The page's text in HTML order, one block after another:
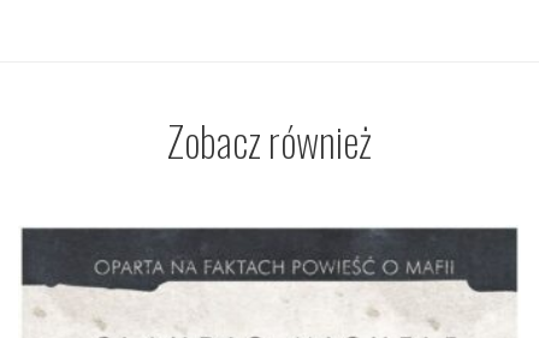
Zobacz również